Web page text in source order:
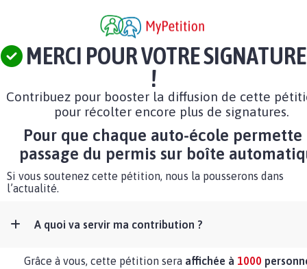
MERCI POUR VOTRE SIGNATURE
!
Contribuez pour booster la diffusion de cette
pour récolter encore plus de signatures.
Pour que chaque auto-école permette
passage du permis sur boîte
Si vous soutenez cette pétition, nous la pousserons dans
l’actualité.
A quoi va servir ma contribution ?
Grâce à vous, cette pétition sera affichée à 1000